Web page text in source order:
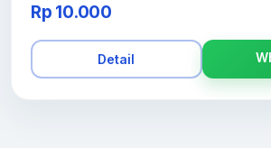
Rp 10.000
Detail